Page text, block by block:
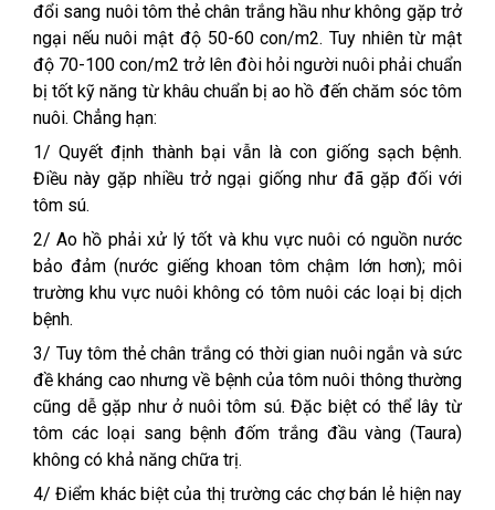
đổi sang nuôi tôm thẻ chân trắng hầu như không gặp trở
ngại nếu nuôi mật độ 50-60 con/m2. Tuy nhiên từ mật
độ 70-100 con/m2 trở lên đòi hỏi người nuôi phải chuẩn
bị tốt kỹ năng từ khâu chuẩn bị ao hồ đến chăm sóc tôm
nuôi. Chẳng hạn:
1/ Quyết định thành bại vẫn là con giống sạch bệnh.
Điều này gặp nhiều trở ngại giống như đã gặp đối với
tôm sú.
2/ Ao hồ phải xử lý tốt và khu vực nuôi có nguồn nước
bảo đảm (nước giếng khoan tôm chậm lớn hơn); môi
trường khu vực nuôi không có tôm nuôi các loại bị dịch
bệnh.
3/ Tuy tôm thẻ chân trắng có thời gian nuôi ngắn và sức
đề kháng cao nhưng về bệnh của tôm nuôi thông thường
cũng dễ gặp như ở nuôi tôm sú. Đặc biệt có thể lây từ
tôm các loại sang bệnh đốm trắng đầu vàng (Taura)
không có khả năng chữa trị.
4/ Điểm khác biệt của thị trường các chợ bán lẻ hiện nay